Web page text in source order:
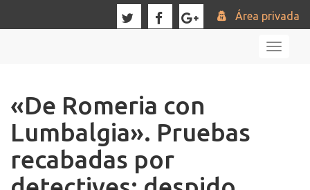
Área privada
«De Romeria con
Lumbalgia». Pruebas
recabadas por